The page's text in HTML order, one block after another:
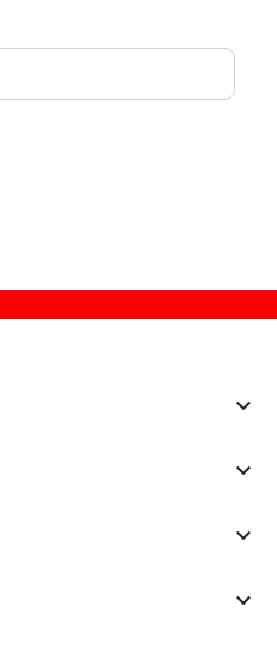
keyboard_arrow_down
keyboard_arrow_down
keyboard_arrow_down
keyboard_arrow_down